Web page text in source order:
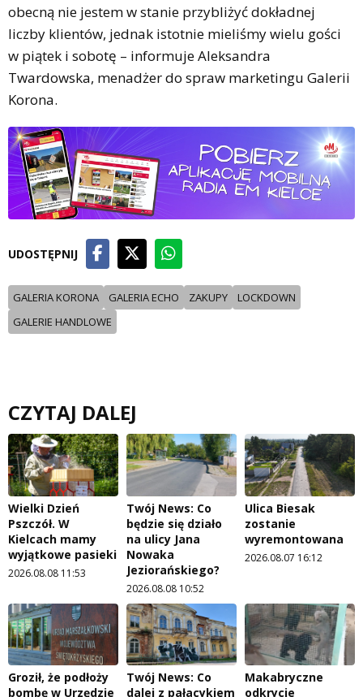
obecną nie jestem w stanie przybliżyć dokładnej
liczby klientów, jednak istotnie mieliśmy wielu gości
w piątek i sobotę – informuje Aleksandra
Twardowska, menadżer do spraw marketingu Galerii
Korona.
UDOSTĘPNIJ
GALERIA KORONA GALERIA ECHO ZAKUPY
LOCKDOWN
GALERIE HANDLOWE
CZYTAJ DALEJ
Wielki Dzień
Pszczół. W
Kielcach mamy
wyjątkowe pasieki
2026.08.08 11:53
Twój News: Co
będzie się działo
na ulicy Jana
Nowaka
Jeziorańskiego?
2026.08.08 10:52
Ulica Biesak
zostanie
wyremontowana
2026.08.07 16:12
Groził, że podłoży
bombę w Urzędzie
Twój News: Co
dalej z pałacykiem
Makabryczne
odkrycie